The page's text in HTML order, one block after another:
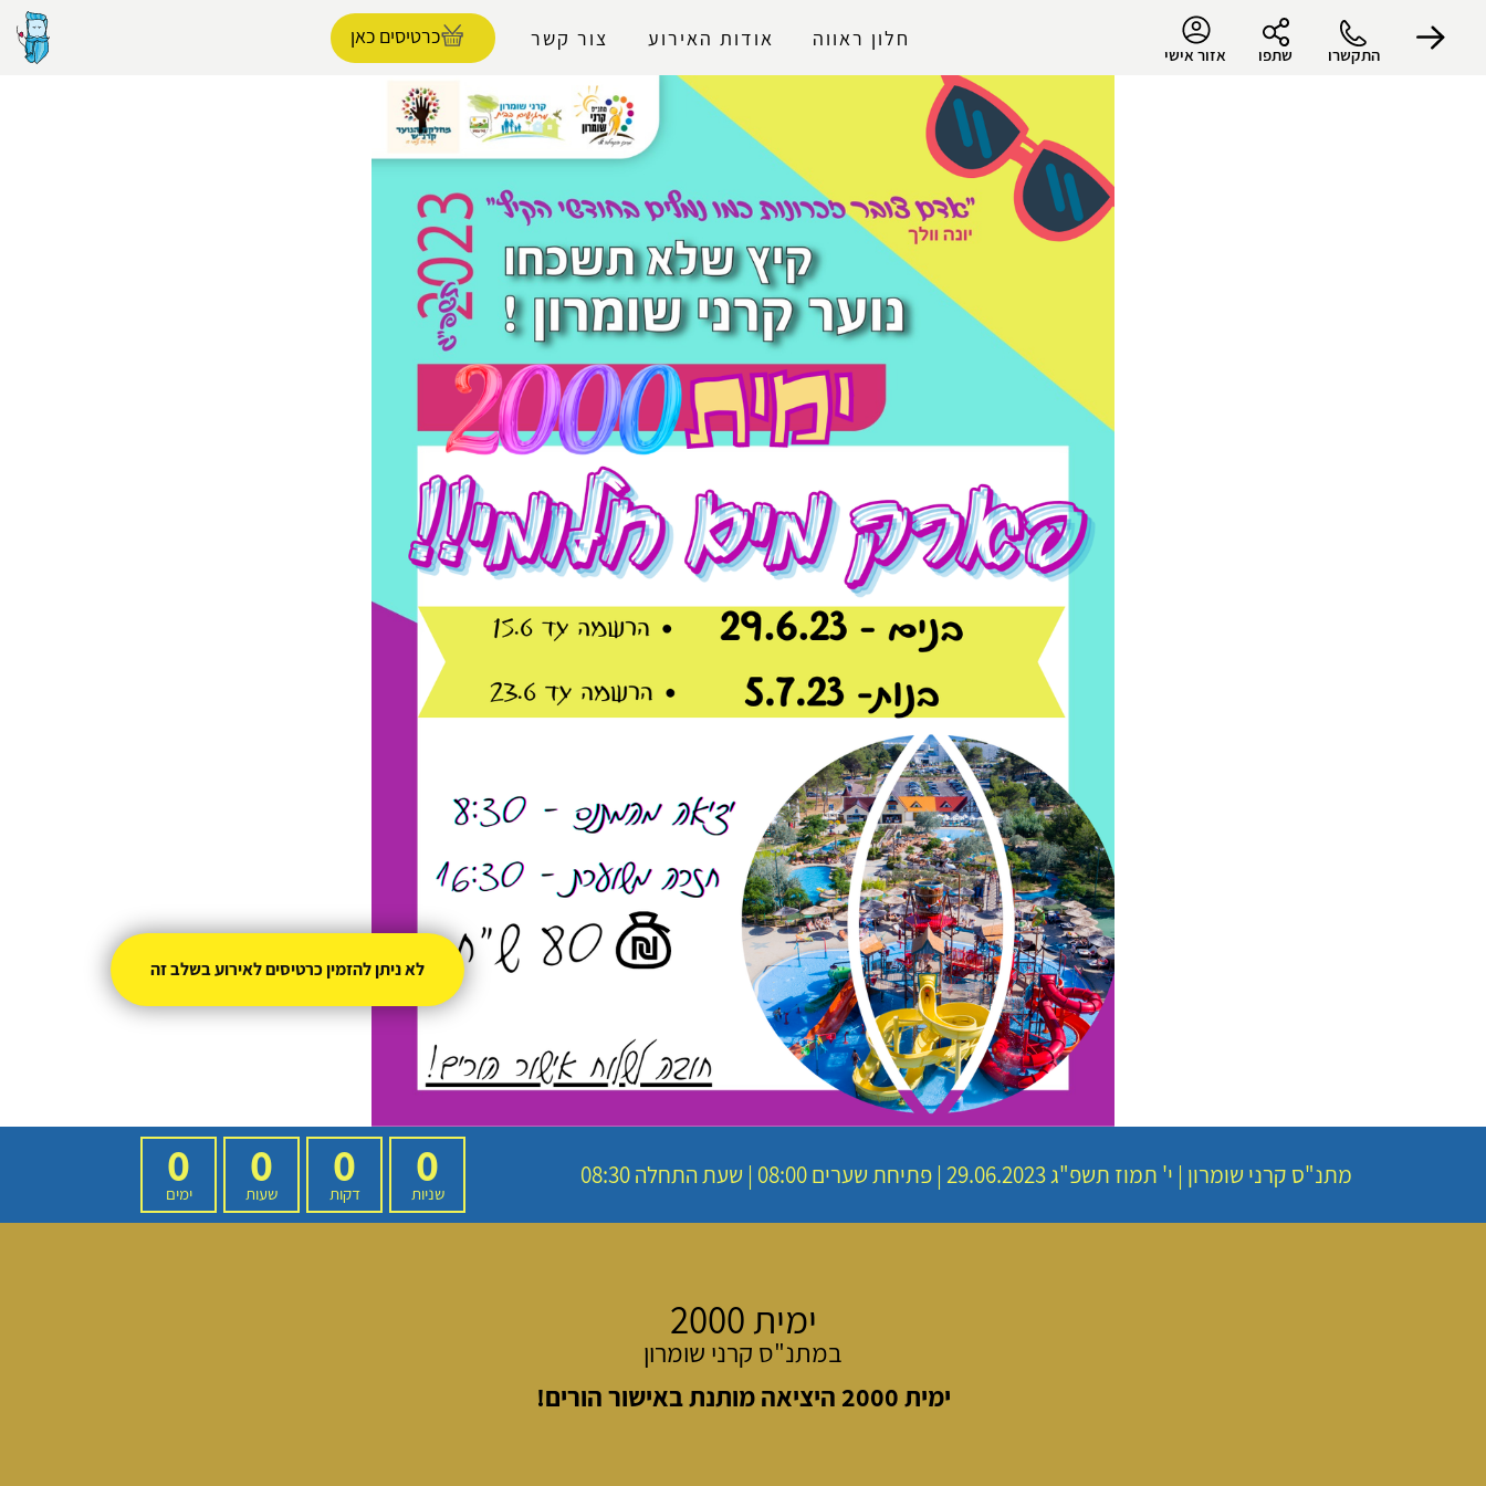
התקשרו שתפו אזור אישי
חלון ראווה אודות האירוע צור קשר כרטיסים כאן
מתנ"ס קרני שומרון | י' תמוז תשפ"ג29.06.2023 | פתיחת שערים 08:00 | שעת התחלה 08:30 0
שניות
0
דקות
0
שעות
0
ימים
ימית 2000
במתנ"ס קרני שומרון
ימית 2000 היציאה מותנת באישור הורים!
לא ניתן להזמין כרטיסים לאירוע בשלב זה